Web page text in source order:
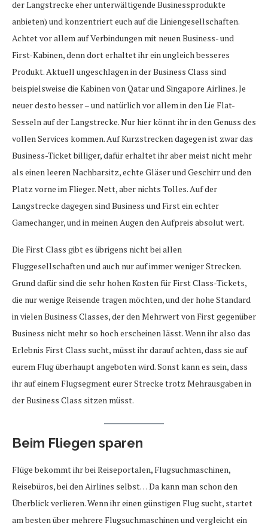
der Langstrecke eher unterwältigende Businessprodukte
anbieten) und konzentriert euch auf die Liniengesellschaften.
Achtet vor allem auf Verbindungen mit neuen Business- und
First-Kabinen, denn dort erhaltet ihr ein ungleich besseres
Produkt. Aktuell ungeschlagen in der Business Class sind
beispielsweise die Kabinen von Qatar und Singapore Airlines. Je
neuer desto besser – und natürlich vor allem in den Lie Flat-
Sesseln auf der Langstrecke. Nur hier könnt ihr in den Genuss des
vollen Services kommen. Auf Kurzstrecken dagegen ist zwar das
Business-Ticket billiger, dafür erhaltet ihr aber meist nicht mehr
als einen leeren Nachbarsitz, echte Gläser und Geschirr und den
Platz vorne im Flieger. Nett, aber nichts Tolles. Auf der
Langstrecke dagegen sind Business und First ein echter
Gamechanger, und in meinen Augen den Aufpreis absolut wert.
Die First Class gibt es übrigens nicht bei allen
Fluggesellschaften und auch nur auf immer weniger Strecken.
Grund dafür sind die sehr hohen Kosten für First Class-Tickets,
die nur wenige Reisende tragen möchten, und der hohe Standard
in vielen Business Classes, der den Mehrwert von First gegenüber
Business nicht mehr so hoch erscheinen lässt. Wenn ihr also das
Erlebnis First Class sucht, müsst ihr darauf achten, dass sie auf
eurem Flug überhaupt angeboten wird. Sonst kann es sein, dass
ihr auf einem Flugsegment eurer Strecke trotz Mehrausgaben in
der Business Class sitzen müsst.
Beim Fliegen sparen
Flüge bekommt ihr bei Reiseportalen, Flugsuchmaschinen,
Reisebüros, bei den Airlines selbst… Da kann man schon den
Überblick verlieren. Wenn ihr einen günstigen Flug sucht, startet
am besten über mehrere Flugsuchmaschinen und vergleicht ein